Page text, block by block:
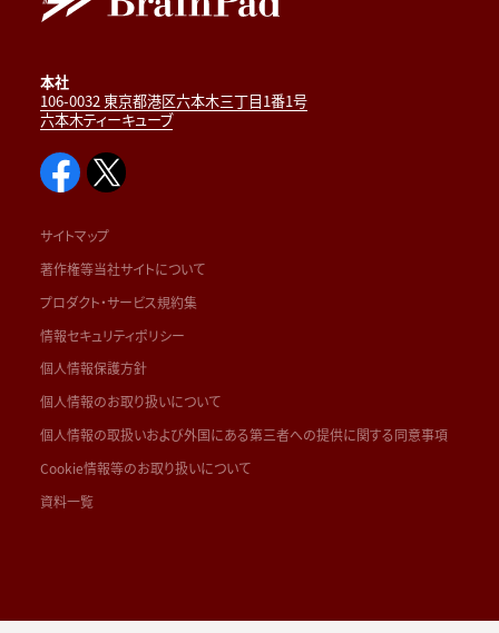
本社
106-0032 東京都港区六本木三丁目1番1号
六本木ティーキューブ
サイトマップ
著作権等当社サイトについて
プロダクト・サービス規約集
情報セキュリティポリシー
個人情報保護方針
個人情報のお取り扱いについて
個人情報の取扱いおよび外国にある第三者への提供に関する同意事項
Cookie情報等のお取り扱いについて
資料一覧